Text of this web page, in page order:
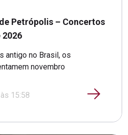
Petrópolis – Concertos
2026
antigo no Brasil, os
novembro
15:58